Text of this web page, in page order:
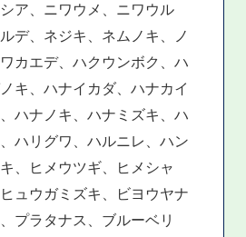
ア、ニワウメ、ニワウル
デ、ネジキ、ネムノキ、ノ
カエデ、ハクウンボク、ハ
キ、ハナイカダ、ハナカイ
ハナノキ、ハナミズキ、ハ
ハリグワ、ハルニレ、ハン
、ヒメウツギ、ヒメシャ
ュウガミズキ、ビヨウヤナ
プラタナス、ブルーベリ